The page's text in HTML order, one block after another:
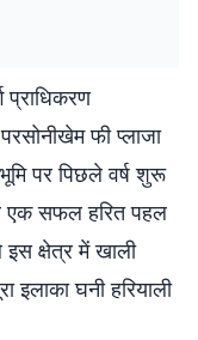
प्राधिकरण
परसोनीखेम फी प्लाजा
पर पिछले वर्ष शुरू
एक सफल हरित पहल
क्षेत्र में खाली
घनी हरियाली